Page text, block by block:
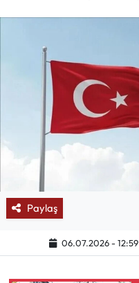
Paylaş
06.07.2026 - 12:59
Magazin
Mektup Galeri
Röportaj
Manşet
Köşe Yazıları
Karikatür Galeri